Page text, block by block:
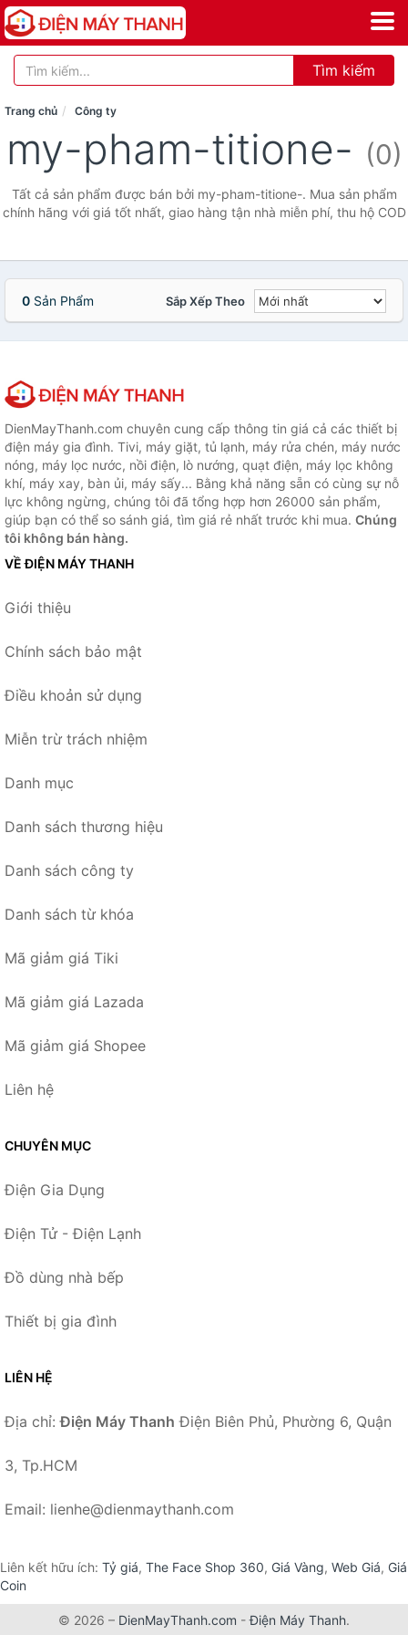
Tìm kiếm
Trang chủ Công ty
my-pham-titione- (0)
Tất cả sản phẩm được bán bởi my-pham-titione-. Mua sản phẩm
chính hãng với giá tốt nhất, giao hàng tận nhà miễn phí, thu hộ COD
0 Sản Phẩm Sắp Xếp Theo
DienMayThanh.com chuyên cung cấp thông tin giá cả các thiết bị
điện máy gia đình. Tivi, máy giặt, tủ lạnh, máy rửa chén, máy nước
nóng, máy lọc nước, nồi điện, lò nướng, quạt điện, máy lọc không
khí, máy xay, bàn ủi, máy sấy... Bằng khả năng sẵn có cùng sự nỗ
lực không ngừng, chúng tôi đã tổng hợp hơn 26000 sản phẩm,
giúp bạn có thể so sánh giá, tìm giá rẻ nhất trước khi mua. Chúng
tôi không bán hàng.
VỀ ĐIỆN MÁY THANH
Giới thiệu
Chính sách bảo mật
Điều khoản sử dụng
Miễn trừ trách nhiệm
Danh mục
Danh sách thương hiệu
Danh sách công ty
Danh sách từ khóa
Mã giảm giá Tiki
Mã giảm giá Lazada
Mã giảm giá Shopee
Liên hệ
CHUYÊN MỤC
Điện Gia Dụng
Điện Tử - Điện Lạnh
Đồ dùng nhà bếp
Thiết bị gia đình
LIÊN HỆ
Địa chỉ:Điện Máy Thanh Điện Biên Phủ, Phường 6, Quận
3, Tp.HCM
Email: lienhe@dienmaythanh.com
Liên kết hữu ích: Tỷ giá, The Face Shop 360, Giá Vàng, Web Giá, Giá
Coin
© 2026 – DienMayThanh.com -Điện Máy Thanh.